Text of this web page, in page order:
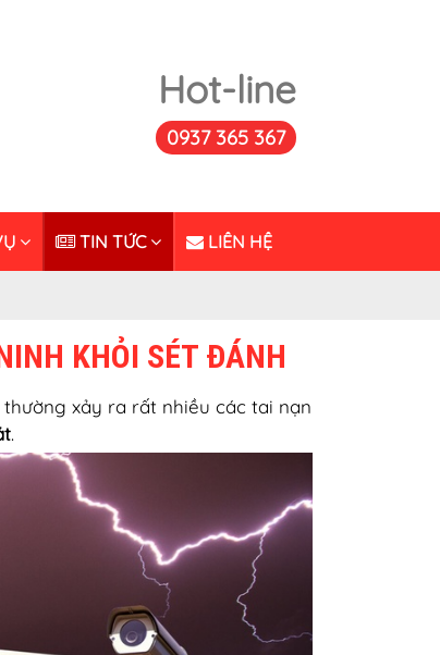
Hot-line
0937 365 367
TIN TỨC LIÊN HỆ
KHỎI SÉT ĐÁNH
xảy ra rất nhiều các tai nạn
.